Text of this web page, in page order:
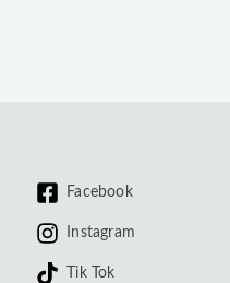
Facebook
Instagram
Tik Tok